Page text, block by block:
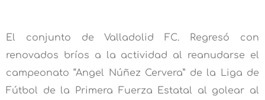
El conjunto de Valladolid FC. Regresó con
renovados bríos a la actividad al reanudarse el
campeonato “Angel Núñez Cervera” de la Liga de
Fútbol de la Primera Fuerza Estatal al golear al